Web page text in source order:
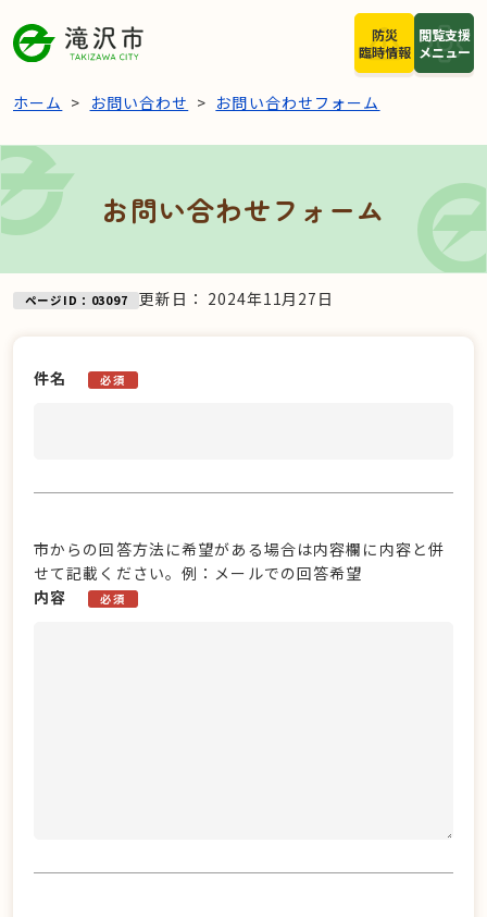
閲覧支援
メニュー
防災
臨時情報
ホーム お問い合わせ お問い合わせフォーム
お問い合わせフォーム
ページID：03097 更新日： 2024年11月27日
件名 必須
市からの回答方法に希望がある場合は内容欄に内容と併
せて記載ください。例：メールでの回答希望
内容
必須